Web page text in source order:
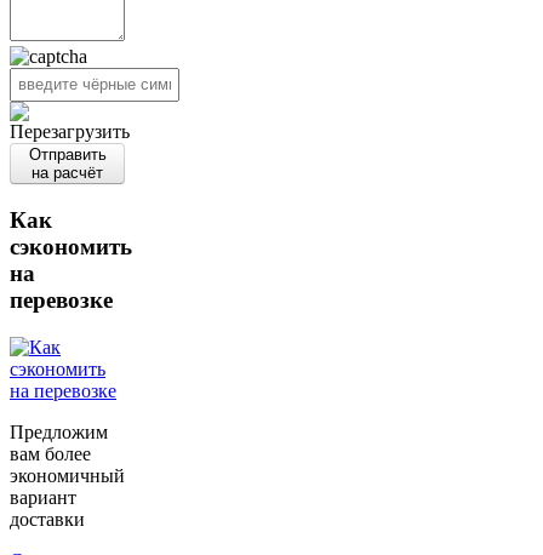
Отправить
на расчёт
Как
сэкономить
на
перевозке
Предложим
вам более
экономичный
вариант
доставки